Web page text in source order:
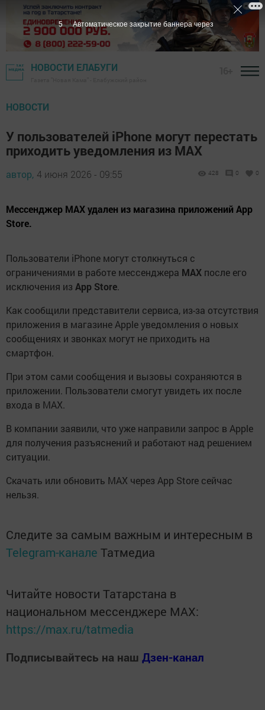
НОВОСТИ ЕЛАБУГИ
НОВОСТИ
У пользователей iPhone могут перестать
приходить уведомления из MAX
автор, 4 июня 2026 - 09:55 428 0 0
Мессенджер MAX удален из магазина приложений App
Store.
Пользователи iPhone могут столкнуться с
ограничениями в работе мессенджера MAX после его
исключения из App Store.
Как сообщили представители сервиса, из-за отсутствия
приложения в магазине Apple уведомления о новых
сообщениях и звонках могут не приходить на
смартфон.
При этом сами сообщения и вызовы сохраняются в
приложении. Пользователи смогут увидеть их после
входа в MAX.
В компании заявили, что уже направили запрос в Apple
для получения разъяснений и работают над решением
ситуации.
Скачать или обновить MAX через App Store сейчас
нельзя.
Следите за самым важным и интересным в
Telegram-канале Татмедиа
Читайте новости Татарстана в
национальном мессенджере MАХ:
https://max.ru/tatmedia
Подписывайтесь на наш Дзен-канал
4 Автоматическое закрытие баннера через